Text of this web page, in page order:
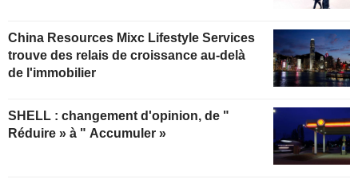
China Resources Mixc Lifestyle Services
trouve des relais de croissance au-delà
de l'immobilier
SHELL : changement d'opinion, de "
Réduire » à " Accumuler »